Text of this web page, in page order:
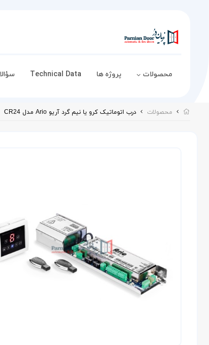
محصولات پروژه ها Technical Data
محصولات درب اتوماتیک کرو یا نیم گرد آریو Ario مدل CR24